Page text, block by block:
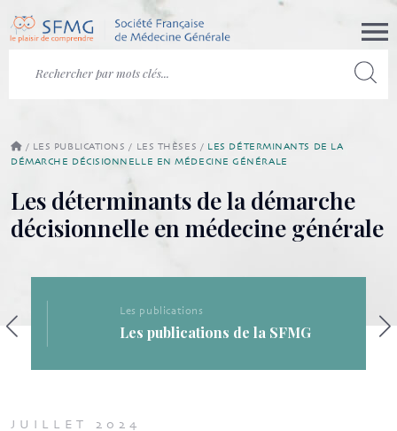
/ LES PUBLICATIONS / LES THÈSES / LES DÉTERMINANTS DE LA
DÉMARCHE DÉCISIONNELLE EN MÉDECINE GÉNÉRALE
Les déterminants de la démarche
décisionnelle en médecine générale
Les publications
Les publications de la SFMG
JUILLET 2024